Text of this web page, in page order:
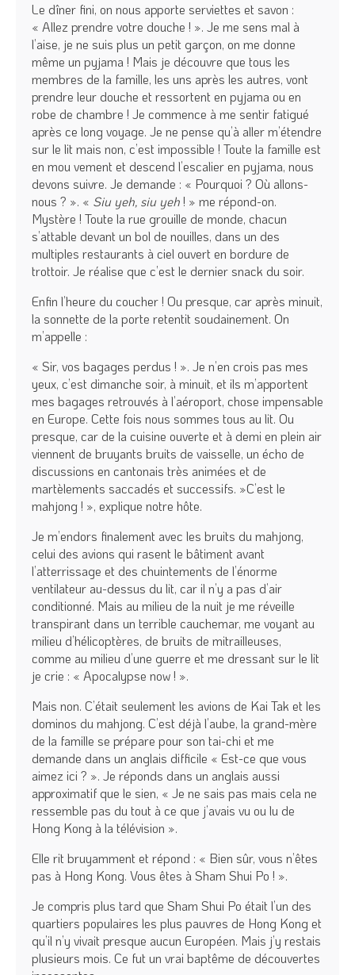
Le dîner fini, on nous apporte serviettes et savon :
« Allez prendre votre douche ! ». Je me sens mal à
l’aise, je ne suis plus un petit garçon, on me donne
même un pyjama ! Mais je découvre que tous les
membres de la famille, les uns après les autres, vont
prendre leur douche et ressortent en pyjama ou en
robe de chambre ! Je commence à me sentir fatigué
après ce long voyage. Je ne pense qu’à aller m’étendre
sur le lit mais non, c’est impossible ! Toute la famille est
en mou­ vement et descend l’escalier en pyjama, nous
devons suivre. Je demande : « Pourquoi ? Où allons-
nous ? ». « Siu yeh, siu yeh! » me répond-on.
Mystère ! Toute la rue grouille de monde, chacun
s’attable devant un bol de nouilles, dans un des
multiples restaurants à ciel ouvert en bordure de
trottoir. Je réalise que c’est le dernier snack du soir.
Enfin l’heure du coucher ! Ou presque, car après minuit,
la sonnette de la porte retentit soudainement. On
m’appelle :
« Sir, vos bagages perdus ! ». Je n’en crois pas mes
yeux, c’est dimanche soir, à minuit, et ils m’apportent
mes bagages retrouvés à l’aéroport, chose impensable
en Europe. Cette fois nous sommes tous au lit. Ou
presque, car de la cuisine ouverte et à demi en plein air
viennent de bruyants bruits de vaisselle, un écho de
discussions en cantonais très animées et de
martèlements saccadés et successifs. »C’est le
mahjong ! », explique notre hôte.
Je m’endors finalement avec les bruits du mahjong,
celui des avions qui rasent le bâtiment avant
l’atterrissage et des chuintements de l’énorme
ventilateur au-dessus du lit, car il n’y a pas d’air
conditionné. Mais au milieu de la nuit je me réveille
transpirant dans un terrible cauchemar, me voyant au
milieu d’hélicoptères, de bruits de mitrailleuses,
comme au milieu d’une guerre et me dressant sur le lit
je crie : « Apocalypse now ! ».
Mais non. C’était seulement les avions de Kai Tak et les
dominos du mahjong. C’est déjà l’aube, la grand-mère
de la famille se prépare pour son tai-chi et me
demande dans un anglais difficile « Est-ce que vous
aimez ici ? ». Je réponds dans un anglais aussi
approximatif que le sien, « Je ne sais pas mais cela ne
ressemble pas du tout à ce que j’avais vu ou lu de
Hong Kong à la télévision ».
Elle rit bruyamment et répond : « Bien sûr, vous n’êtes
pas à Hong Kong. Vous êtes à Sham Shui Po ! ».
Je compris plus tard que Sham Shui Po était l’un des
quartiers populaires les plus pauvres de Hong Kong et
qu’il n’y vivait presque aucun Européen. Mais j’y restais
plusieurs mois. Ce fut un vrai baptême de découvertes